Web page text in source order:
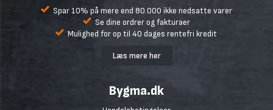
Spar 10% på mere end 80.000 ikke nedsatte varer
Se dine ordrer og fakturaer
Mulighed for op til 40 dages rentefri kredit
Læs mere her
Bygma.dk